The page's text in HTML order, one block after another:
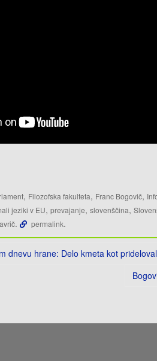
, Filozofska fakulteta, Franc Bogovič,
jeziki v EU, prevajanje, slovenščina,
. permalink.
dnevu hrane: Delo kmeta kot